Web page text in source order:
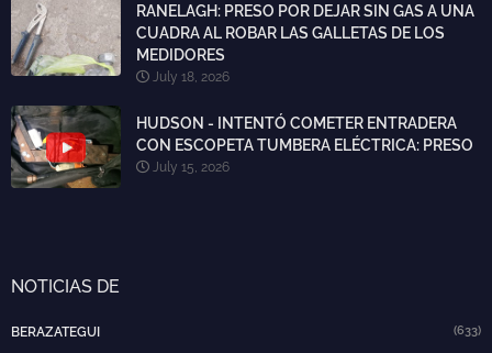
RANELAGH: PRESO POR DEJAR SIN GAS A UNA
CUADRA AL ROBAR LAS GALLETAS DE LOS
MEDIDORES
July 18, 2026
HUDSON - INTENTÓ COMETER ENTRADERA
CON ESCOPETA TUMBERA ELÉCTRICA: PRESO
July 15, 2026
NOTICIAS DE
BERAZATEGUI (633)